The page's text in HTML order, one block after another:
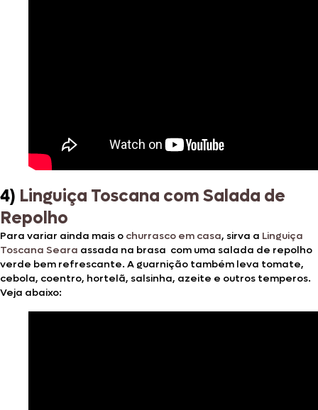
4) Linguiça Toscana com Salada de
Repolho
Para variar ainda mais o churrasco em casa, sirva a Linguiça
Toscana Seara assada na brasa com uma salada de repolho
verde bem refrescante. A guarnição também leva tomate,
cebola, coentro, hortelã, salsinha, azeite e outros temperos.
Veja abaixo: